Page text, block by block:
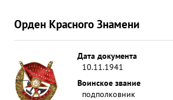
Орден Красного Знамени
Дата документа
10.11.1941
Воинское звание
подполковник